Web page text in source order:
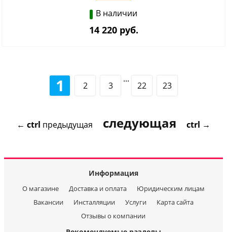
В наличии
14 220 руб.
← ctrl предыдущая следующая ctrl →
1 2 3
...
22 23
Информация
О магазине Доставка и оплата
Юридическим лицам
Вакансии
Инсталляции Услуги
Карта сайта
Отзывы о компании